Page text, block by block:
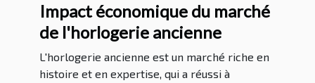
Impact économique du marché
de l'horlogerie ancienne
L'horlogerie ancienne est un marché riche en
histoire et en expertise, qui a réussi à